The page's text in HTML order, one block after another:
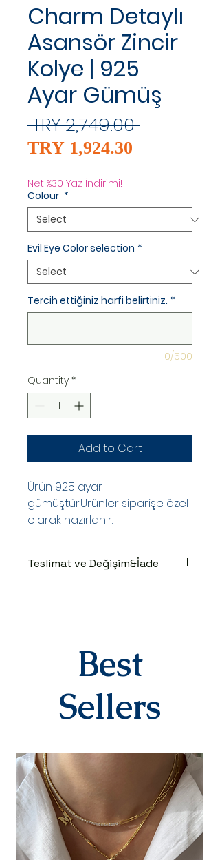
Charm Detaylı
Asansör Zincir
Kolye | 925
Ayar Gümüş
TRY 2,749.00 Regular
TRY 1,924.30
Net %30 Yaz İndirimi!
Colour *
Evil Eye Color selection *
Tercih ettiğiniz harfi belirtiniz. *
0/500
Quantity *
Add to Cart
Ürün 925 ayar
gümüştür.Ürünler siparişe özel
olarak hazırlanır.
Teslimat ve Değişim&İade
takip numaranız,anlaşmalı kargo
firmamız olan Yurtiçi Kargo
tarafından size sms olarak iletilir.
DEĞİŞİM&İADE
Kişiye özel
yoktur.Ürünler sipariş üstüne kişiye
özel olarak hazırlanır.Küpe
kategorisindeki ürünlerimiz hijyen
nedeniyle iade alınmamaktadır.
Diğer ürünlerimiz için bizimle 14
gün içinde iletişime geçerek
iade değişim talebinizi
Best
Sellers